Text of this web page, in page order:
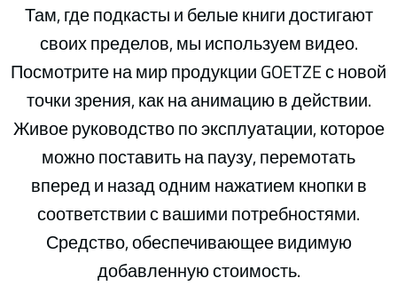
Там, где подкасты и белые книги достигают
своих пределов, мы используем видео.
Посмотрите на мир продукции GOETZE с новой
точки зрения, как на анимацию в действии.
Живое руководство по эксплуатации, которое
можно поставить на паузу, перемотать
вперед и назад одним нажатием кнопки в
соответствии с вашими потребностями.
Средство, обеспечивающее видимую
добавленную стоимость.